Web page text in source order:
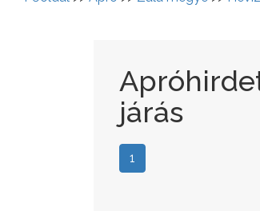
járás
1